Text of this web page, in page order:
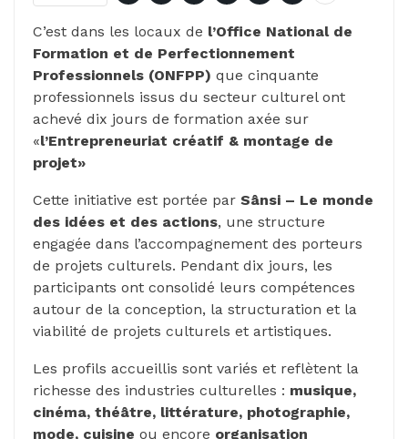
C’est dans les locaux de l’Office National de
Formation et de Perfectionnement
Professionnels (ONFPP) que cinquante
professionnels issus du secteur culturel ont
achevé dix jours de formation axée sur
«l’Entrepreneuriat créatif & montage de
projet»
Cette initiative est portée par Sânsi – Le monde
des idées et des actions, une structure
engagée dans l’accompagnement des porteurs
de projets culturels. Pendant dix jours, les
participants ont consolidé leurs compétences
autour de la conception, la structuration et la
viabilité de projets culturels et artistiques.
Les profils accueillis sont variés et reflètent la
richesse des industries culturelles : musique,
cinéma, théâtre, littérature, photographie,
mode, cuisine ou encore organisation